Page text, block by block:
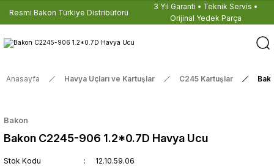
Resmi Bakon Türkiye Distribütörü
3 Yıl Garanti • Teknik Servis •
Orijinal Yedek Parça
Anasayfa Havya Uçları ve Kartuşlar C245 Kartuşlar
Bakon
Bakon C2245-906 1.2*0.7D Havya Ucu
Stok Kodu
12.10.59.06